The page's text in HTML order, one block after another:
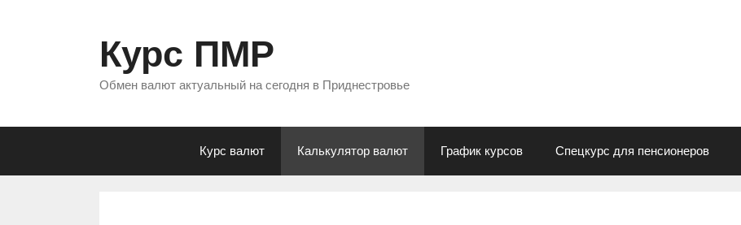
Курс ПМР
Обмен валют актуальный на сегодня в Приднестровье
Курс валют Калькулятор валют График курсов Спецкурс для пенсионеров